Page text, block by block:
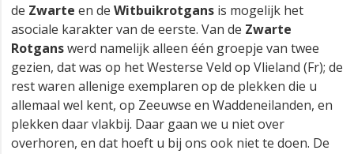
de Zwarte en de Witbuikrotgans is mogelijk het
asociale karakter van de eerste. Van de Zwarte
Rotganswerd namelijk alleen één groepje van twee
gezien, dat was op het Westerse Veld op Vlieland (Fr); de
rest waren allenige exemplaren op de plekken die u
allemaal wel kent, op Zeeuwse en Waddeneilanden, en
plekken daar vlakbij. Daar gaan we u niet over
overhoren, en dat hoeft u bij ons ook niet te doen. De